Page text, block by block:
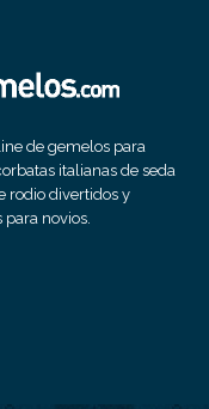
de gemelos para
italianas de seda
rodio divertidos y
para novios.